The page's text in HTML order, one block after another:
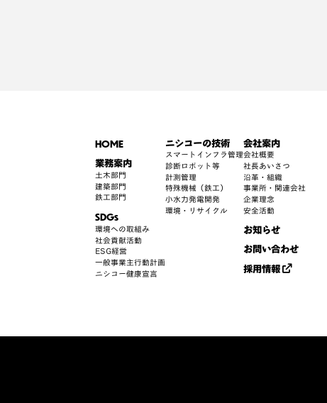
HOME
業務案内
土木部門
建築部門
鉄工部門
SDGs
環境への取組み
社会貢献活動
ESG経営
一般事業主行動計画
ニシコー健康宣言
ニシコーの技術
スマートインフラ管理
診断ロボット等
計測管理
特殊機械（鉄工）
小水力発電開発
環境・リサイクル
会社案内
会社概要
社長あいさつ
沿革・組織
事業所・関連会社
企業理念
安全活動
お知らせ
お問い合わせ
採用情報